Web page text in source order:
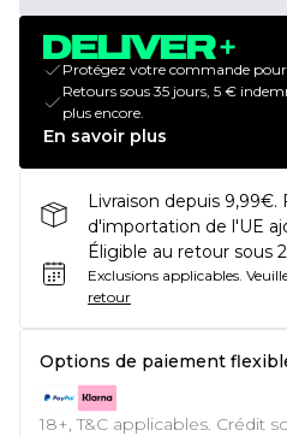
Protégez votre commande pour
Retours sous 35 jours, 5 €
plus encore.
En savoir plus
Livraison depuis 9,99€.
d'importation de l'UE
Éligible au retour sous
Exclusions applicables.
retour
Options de paiement
18+, T&C applicables. Crédit